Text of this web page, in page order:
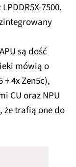
7500.
są dość
mówią o
+ 4x Zen5c),
CU oraz NPU
że trafią one do